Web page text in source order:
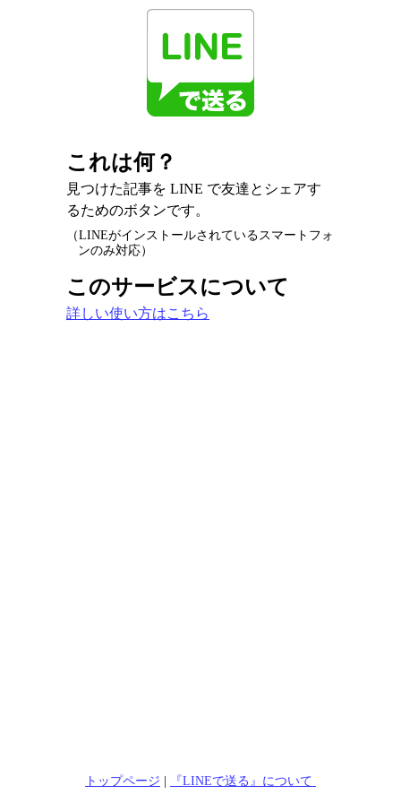
これは何？
見つけた記事を LINE で友達とシェアす
るためのボタンです。
（LINEがインストールされているスマートフォ
ンのみ対応）
このサービスについて
詳しい使い方はこちら
トップページ | 『LINEで送る』について